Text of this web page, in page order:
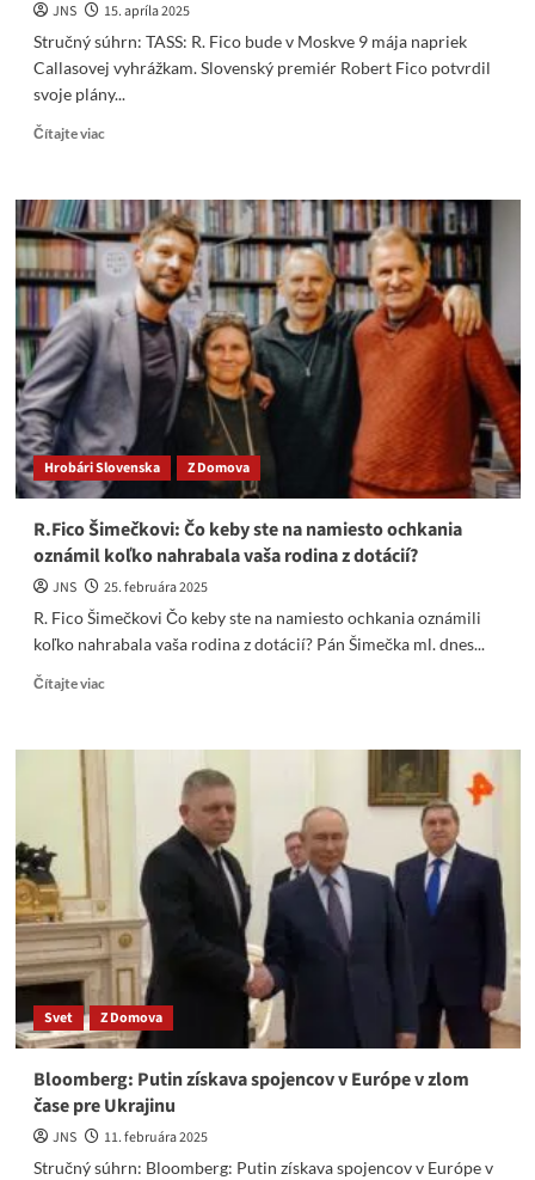
JNS
15. apríla 2025
Stručný súhrn: TASS: R. Fico bude v Moskve 9 mája napriek
Callasovej vyhrážkam. Slovenský premiér Robert Fico potvrdil
svoje plány...
Čítajte viacRead
TASS:
R.
Fico
bude
Moskve
9
mája
napriek
Callasovej
vyhrážkam
Hrobári Slovenska Z Domova
R.Fico Šimečkovi: Čo keby ste na namiesto ochkania
oznámil koľko nahrabala vaša rodina z dotácií?
JNS
25. februára 2025
R. Fico Šimečkovi Čo keby ste na namiesto ochkania oznámili
koľko nahrabala vaša rodina z dotácií? Pán Šimečka ml. dnes...
Čítajte viacRead
R.Fico
namiesto
ochkania
oznámil
koľko
nahrabala
rodina
z
Svet Z Domova
Bloomberg: Putin získava spojencov v Európe v zlom
čase pre Ukrajinu
JNS
11. februára 2025
Stručný súhrn: Bloomberg: Putin získava spojencov v Európe v